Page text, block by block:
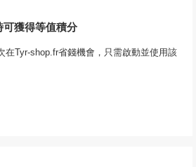
可獲得等值積分
在Tyr-shop.fr省錢機會，只需啟動並使用該